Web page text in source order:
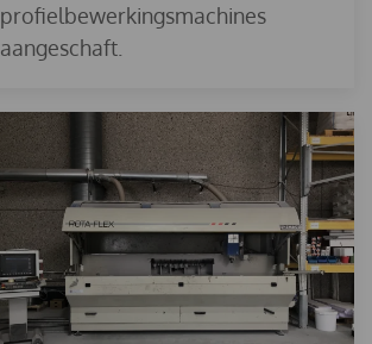
profielbewerkingsmachines
aangeschaft.